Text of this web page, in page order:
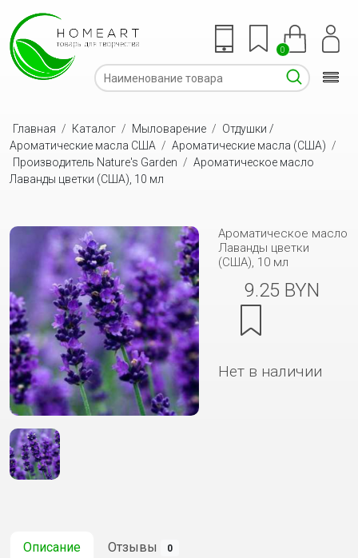
0
Главная / Каталог / Мыловарение / Отдушки /
Ароматические масла США / Ароматические масла (США) /
Производитель Nature's Garden / Ароматическое масло
Лаванды цветки (США), 10 мл
Ароматическое масло
Лаванды цветки
(США), 10 мл
9.25 BYN
Нет в наличии
Описание Отзывы 0